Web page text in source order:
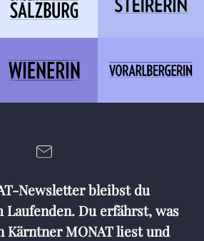
Newsletter bleibst du
Laufenden. Du erfährst, was
Kärntner MONAT liest und